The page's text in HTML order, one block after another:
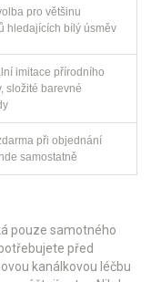
pro většinu
hledajících bílý úsměv
imitace přírodního
složité barevné
při objednání
samostatně
pouze samotného
před
kanálkovou léčbu